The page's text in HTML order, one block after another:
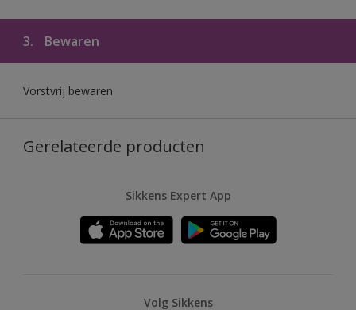
3. Bewaren
Vorstvrij bewaren
Gerelateerde producten
Sikkens Expert App
Volg Sikkens